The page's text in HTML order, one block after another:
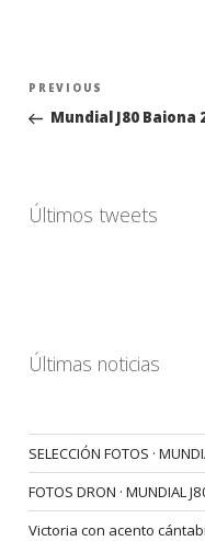
Navegación
entradas
Previous
Post
PREVIOUS
Mundial J80 Baiona
Últimos tweets
Últimas noticias
SELECCIÓN FOTOS ·
FOTOS DRON · MUNDIAL
Victoria con acento